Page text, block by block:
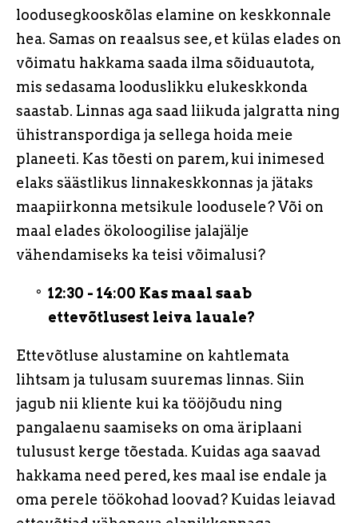
loodusegkooskõlas elamine on keskkonnale
hea. Samas on reaalsus see, et külas elades on
võimatu hakkama saada ilma sõiduautota,
mis sedasama looduslikku elukeskkonda
saastab. Linnas aga saad liikuda jalgratta ning
ühistranspordiga ja sellega hoida meie
planeeti. Kas tõesti on parem, kui inimesed
elaks säästlikus linnakeskkonnas ja jätaks
maapiirkonna metsikule loodusele? Või on
maal elades ökoloogilise jalajälje
vähendamiseks ka teisi võimalusi?
12:30 - 14:00 Kas maal saab
ettevõtlusest leiva lauale?
Ettevõtluse alustamine on kahtlemata
lihtsam ja tulusam suuremas linnas. Siin
jagub nii kliente kui ka tööjõudu ning
pangalaenu saamiseks on oma äriplaani
tulusust kerge tõestada. Kuidas aga saavad
hakkama need pered, kes maal ise endale ja
oma perele töökohad loovad? Kuidas leiavad